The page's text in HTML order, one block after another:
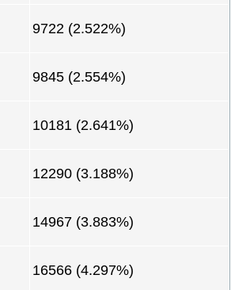
9722 (2.522%)
9845 (2.554%)
10181 (2.641%)
12290 (3.188%)
14967 (3.883%)
16566 (4.297%)